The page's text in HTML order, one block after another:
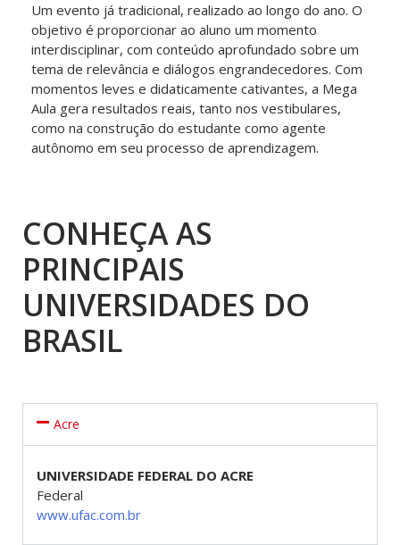
Um evento já tradicional, realizado ao longo do ano. O
objetivo é proporcionar ao aluno um momento
interdisciplinar, com conteúdo aprofundado sobre um
tema de relevância e diálogos engrandecedores. Com
momentos leves e didaticamente cativantes, a Mega
Aula gera resultados reais, tanto nos vestibulares,
como na construção do estudante como agente
autônomo em seu processo de aprendizagem.
CONHEÇA AS
PRINCIPAIS
UNIVERSIDADES DO
BRASIL
Acre
UNIVERSIDADE FEDERAL DO ACRE
Federal
www.ufac.com.br